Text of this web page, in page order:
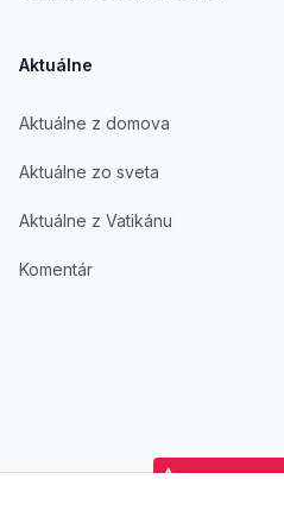
Aktuálne
Aktuálne z domova
Aktuálne zo sveta
Aktuálne z Vatikánu
Komentár